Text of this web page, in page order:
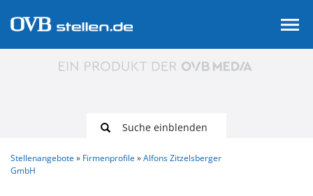
Suche einblenden
Stellenangebote Firmenprofile
Alfons Zitzelsberger
GmbH